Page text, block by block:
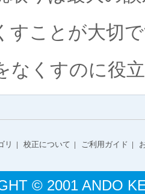
すことが大切
なくすのに役
リ 校正について ご利用ガイド
© 2001 ANDO